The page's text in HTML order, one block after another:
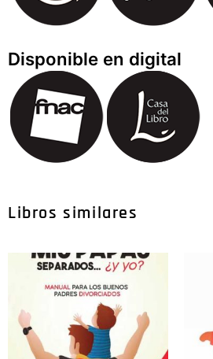
Disponible en digital
Libros similares